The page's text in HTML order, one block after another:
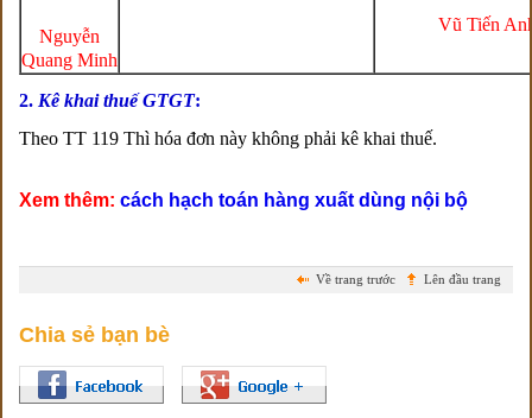
Nguyễn
Quang Minh
Vũ Tiến
2. Kê khai thuế GTGT:
Theo TT 119 Thì hóa đơn này không phải kê khai thuế.
Xem thêm: cách hạch toán hàng xuất dùng nội bộ
Lên đầu trang
Về trang trước
Chia sẻ bạn bè